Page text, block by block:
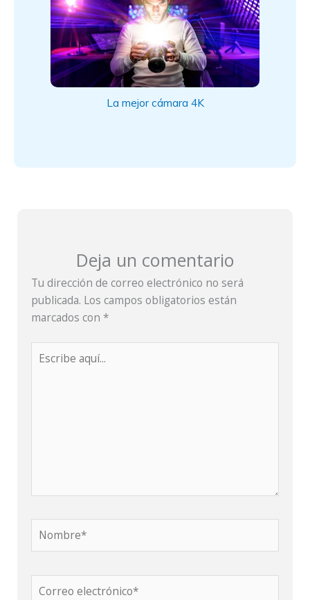
La mejor cámara 4K
Deja un comentario
Tu dirección de correo electrónico no será
publicada. Los campos obligatorios están
marcados con *